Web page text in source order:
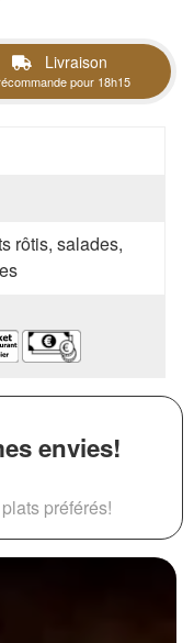
Livraison
pour 18h15
rôtis, salades,
envies!
préférés!